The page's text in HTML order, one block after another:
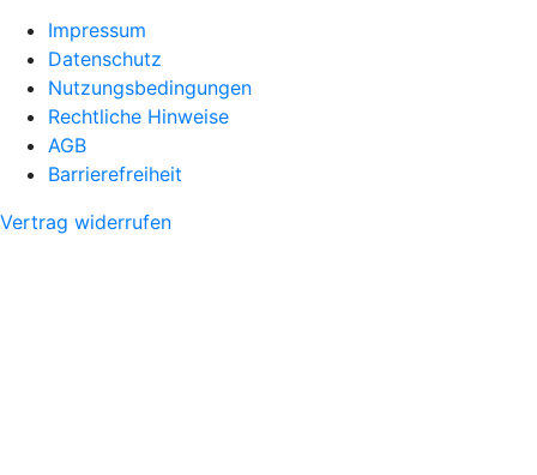
Impressum
Datenschutz
Nutzungsbedingungen
Rechtliche Hinweise
AGB
Barrierefreiheit
Vertrag widerrufen